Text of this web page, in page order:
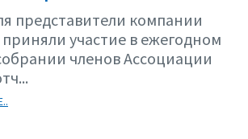
представители компании
участие в ежегодном
членов Ассоциации